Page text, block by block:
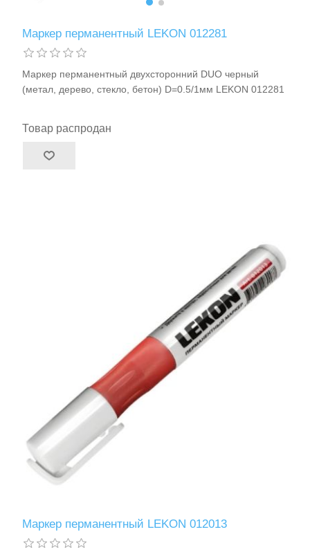
Маркер перманентный LEKON 012281
Маркер перманентный двухсторонний DUO черный
(метал, дерево, стекло, бетон) D=0.5/1мм LEKON 012281
Товар распродан
Маркер перманентный LEKON 012013